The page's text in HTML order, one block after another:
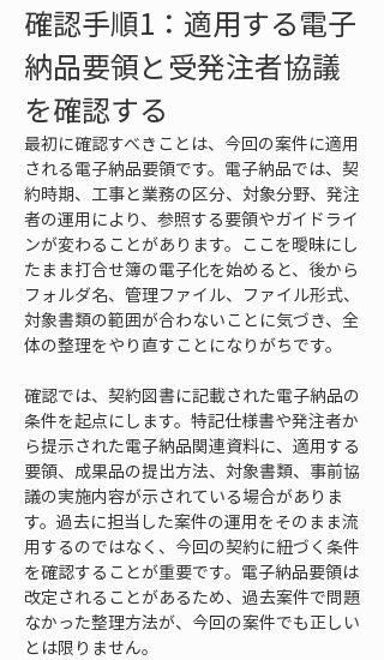
確認手順1：適用する電子
納品要領と受発注者協議
を確認する
最初に確認すべきことは、今回の案件に適用
される電子納品要領です。電子納品では、契
約時期、工事と業務の区分、対象分野、発注
者の運用により、参照する要領やガイドライ
ンが変わることがあります。ここを曖昧にし
たまま打合せ簿の電子化を始めると、後から
フォルダ名、管理ファイル、ファイル形式、
対象書類の範囲が合わないことに気づき、全
体の整理をやり直すことになりがちです。
確認では、契約図書に記載された電子納品の
条件を起点にします。特記仕様書や発注者か
ら提示された電子納品関連資料に、適用する
要領、成果品の提出方法、対象書類、事前協
議の実施内容が示されている場合がありま
す。過去に担当した案件の運用をそのまま流
用するのではなく、今回の契約に紐づく条件
を確認することが重要です。電子納品要領は
改定されることがあるため、過去案件で問題
なかった整理方法が、今回の案件でも正しい
とは限りません。